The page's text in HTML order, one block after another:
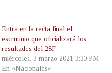
Entra en la recta final el
escrutinio que oficializará los
resultados del 28F
miércoles, 3 marzo 2021 3:30 PM
En «Nacionales»